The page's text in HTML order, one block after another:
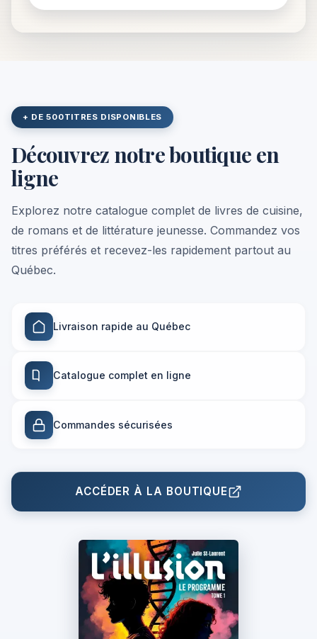
+ DE 500TITRES DISPONIBLES
Découvrez notre boutique en
ligne
Explorez notre catalogue complet de livres de cuisine,
de romans et de littérature jeunesse. Commandez vos
titres préférés et recevez-les rapidement partout au
Québec.
Livraison rapide au Québec
Catalogue complet en ligne
Commandes sécurisées
ACCÉDER À LA BOUTIQUE